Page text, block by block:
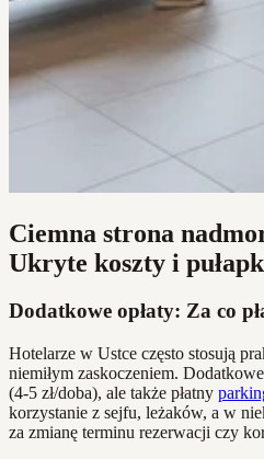
Ciemna strona
Ukryte koszty i
Dodatkowe opłaty: Za co
Hotelarze w Ustce często stosują
niemiłym zaskoczeniem.
(4-5 zł/doba), ale także płatny
korzystanie z sejfu, leżaków, a w
za zmianę terminu rezerwacji czy